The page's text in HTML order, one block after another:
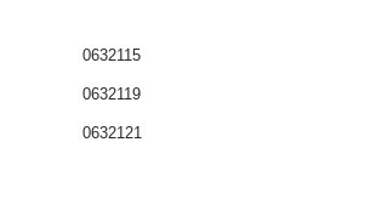
0632115
0632119
0632121